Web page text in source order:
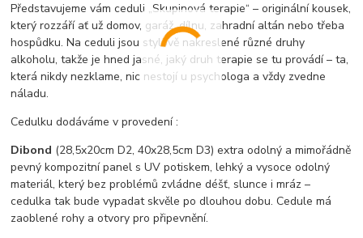
Představujeme vám ceduli „Skupinová terapie“ – originální kousek,
který rozzáří ať už domov, garáž, dílnu, zahradní altán nebo třeba
hospůdku. Na ceduli jsou stylově nakreslené různé druhy
alkoholu, takže je hned jasné, jaký druh terapie se tu provádí – ta,
která nikdy nezklame, nic nestojí u psychologa a vždy zvedne
náladu.
Cedulku dodáváme v provedení :
Dibond (28,5x20cm D2, 40x28,5cm D3) extra odolný a mimořádně
pevný kompozitní panel s UV potiskem, lehký a vysoce odolný
materiál, který bez problémů zvládne déšť, slunce i mráz –
cedulka tak bude vypadat skvěle po dlouhou dobu. Cedule má
zaoblené rohy a otvory pro připevnění.